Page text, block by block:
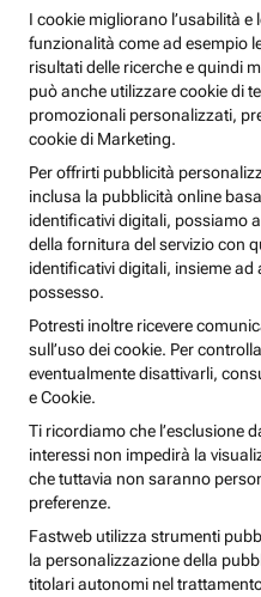
I cookie migliorano l’usabilità
funzionalità come ad esempio
risultati delle ricerche e quindi
può anche utilizzare cookie di
promozionali personalizzati,
cookie di Marketing.
Per offrirti pubblicità
inclusa la pubblicità online
identificativi digitali, possiamo
della fornitura del servizio con
identificativi digitali, insieme
possesso.
Potresti inoltre ricevere
sull’uso dei cookie. Per
eventualmente disattivarli,
e Cookie.
Ti ricordiamo che l’esclusione
interessi non impedirà la
che tuttavia non saranno
preferenze.
Fastweb utilizza strumenti
la personalizzazione della
titolari autonomi nel